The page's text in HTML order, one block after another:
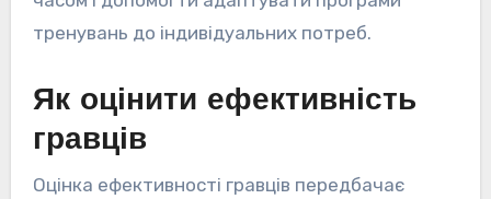
тренувань до індивідуальних потреб.
Як оцінити ефективність
гравців
Оцінка ефективності гравців передбачає